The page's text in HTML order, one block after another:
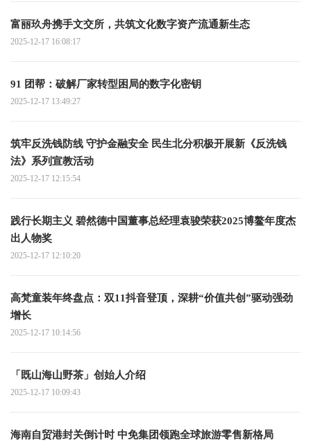
富丽玖舟携手文交所，共筑文化数字资产流通新生态
2025-12-17 16:08:17
91 团帮：破解厂家转型困局的数字化密钥
2025-12-17 13:49:27
筑牢反洗钱防线 守护金融安全 民生北分积极开展新《反洗钱
法》系列宣教活动
2025-12-17 12:15:54
践行长期主义 碧然德中国董事总经理袁骏荣获2025博鳌年度杰
出人物奖
2025-12-17 12:10:20
高梵童装年终盘点：双11抖音登顶，深耕“价值共创”驱动强劲
增长
2025-12-17 10:14:56
「既山海山野茶」创始人介绍
2025-12-17 10:09:43
海南自贸港封关倒计时 中免集团领跑全球旅游零售新格局